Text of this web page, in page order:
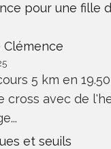
pour une fille
Clémence
5 km en
cross avec de
et seuils